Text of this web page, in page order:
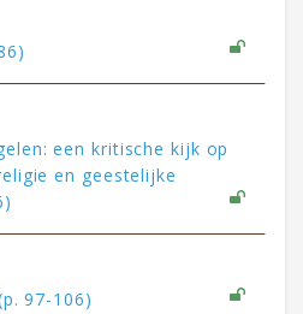
een kritische kijk op
en geestelijke
97-106)